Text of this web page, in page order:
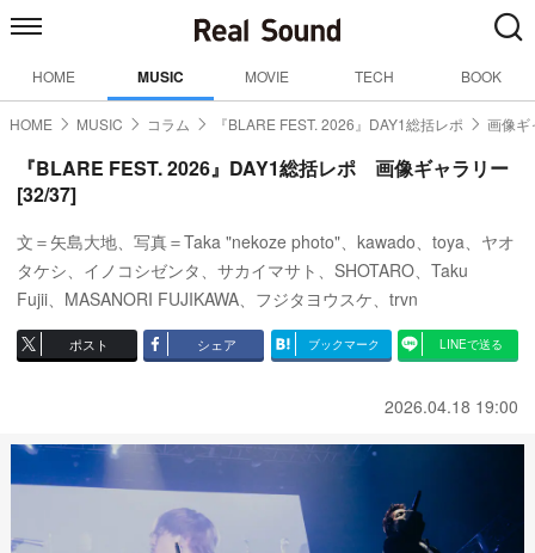
HOME MUSIC MOVIE TECH BOOK
HOME MUSIC コラム 『BLARE FEST. 2026』DAY1総括レポ 画像ギ
『BLARE FEST. 2026』DAY1総括レポ 画像ギャラリー
[32/37]
文＝矢島大地、写真＝Taka "nekoze photo"、kawado、toya、ヤオ
タケシ、イノコシゼンタ、サカイマサト、SHOTARO、Taku
Fujii、MASANORI FUJIKAWA、フジタヨウスケ、trvn
ポスト シェア ブックマーク LINEで送る
2026.04.18 19:00